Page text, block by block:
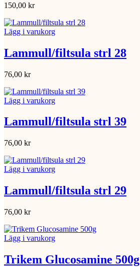
150,00 kr
Lägg i varukorg
Lammull/filtsula strl 28
76,00 kr
Lägg i varukorg
Lammull/filtsula strl 39
76,00 kr
Lägg i varukorg
Lammull/filtsula strl 29
76,00 kr
Lägg i varukorg
Trikem Glucosamine 500g